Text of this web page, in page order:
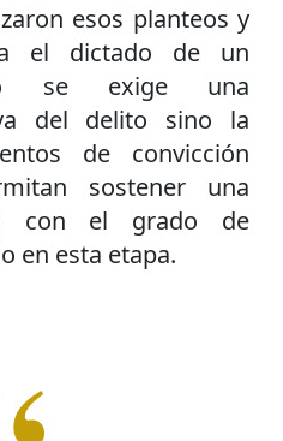
esos planteos y
el dictado de un
se exige una
del delito sino la
de convicción
sostener una
con el grado de
en esta etapa.